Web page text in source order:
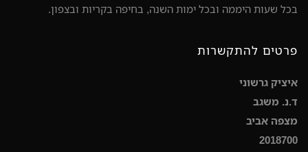
בכל שעות היממה ובכל ימות השנה, בחיפה בקריות ובצפון.
פרטים להתקשרות
איציק גרשוני
ד.נ. משגב
מצפה אביב
2018700